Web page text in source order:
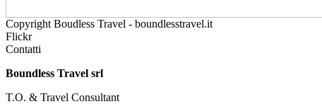
Copyright Boudless Travel - boundlesstravel.it
Flickr
Contatti
Boundless Travel srl
T.O. & Travel Consultant